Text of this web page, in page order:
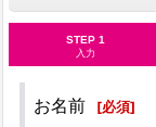
STEP 1
入力
お名前 [必須]